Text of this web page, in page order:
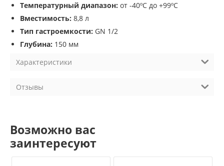
Температурный диапазон: от -40ºС до +99ºС
Вместимость: 8,8 л
Тип гастроемкости: GN 1/2
Глубина: 150 мм
Характеристики
Отзывы
Возможно вас
заинтересуют